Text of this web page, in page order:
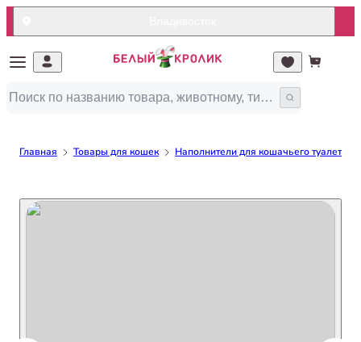
Главная Товары для кошек Наполнители для кошачьего туалета/